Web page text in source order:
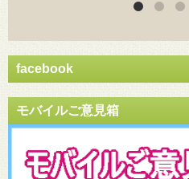
facebook
モバイルご意見箱